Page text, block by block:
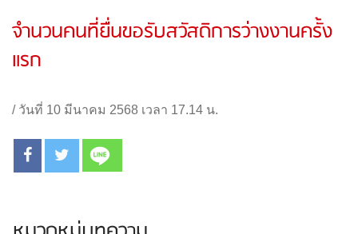
จำนวนคนที่ยื่นขอรับสวัสดิการว่างงานครั้ง
แรก
/ วันที่ 10 มีนาคม 2568 เวลา 17.14 น.